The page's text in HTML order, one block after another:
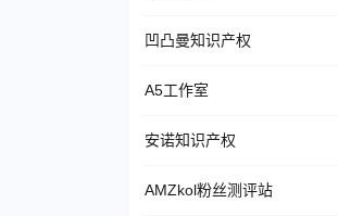
凹凸曼知识产权
A5工作室
安诺知识产权
AMZkol粉丝测评站